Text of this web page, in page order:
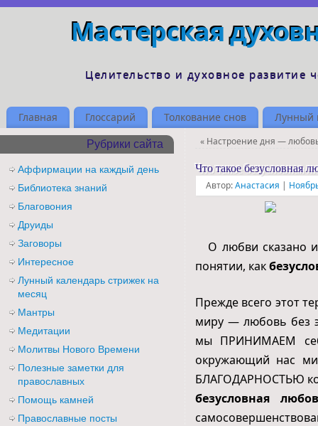
Мастерская
Целительство и духовное развитие
Главная Глоссарий Толкование снов Лунный
«Настроение дня —
Что такое безусловная
Автор:Анастасия |
О любви сказано и
понятии, как
Прежде всего этот
миру — любовь без
мы ПРИНИМАЕМ
окружающий нас
БЛАГОДАРНОСТЬЮ ко
безусловная
Рубрики сайта
Аффирмации на каждый день
Библиотека знаний
Благовония
Друиды
Заговоры
Интересное
Лунный календарь стрижек на
месяц
Мантры
Медитации
Молитвы Нового Времени
Полезные заметки для
православных
Помощь камней
Православные посты